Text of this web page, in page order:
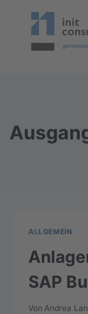
ALLGEMEIN
SAP
Von Andrea